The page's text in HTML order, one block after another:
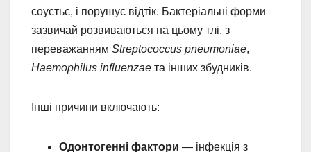
соустьє, і порушує відтік. Бактеріальні форми
зазвичай розвиваються на цьому тлі, з
переважанням Streptococcus pneumoniae,
Haemophilus influenzae та інших збудників.
Інші причини включають:
Одонтогенні фактори — інфекція з